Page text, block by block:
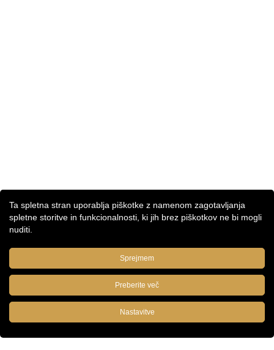
Ta spletna stran uporablja piškotke z namenom zagotavljanja
spletne storitve in funkcionalnosti, ki jih brez piškotkov ne bi mogli
nuditi.
Sprejmem
Preberite več
Nastavitve